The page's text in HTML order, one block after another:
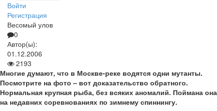
Войти
Регистрация
Весомый улов
0
Автор(ы):
01.12.2006
2193
Многие думают, что в Москве-реке водятся одни мутанты.
Посмотрите на фото – вот доказательство обратного.
Нормальная крупная рыба, без всяких аномалий. Поймана она
на недавних соревнованиях по зимнему спиннингу.